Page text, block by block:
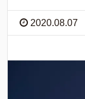
2020.08.07